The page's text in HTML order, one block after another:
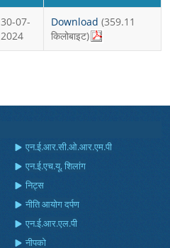
30-07-
2024
Download (359.11
किलोबाइट)
एन.ई.आर.सी.ओ.आर.एम.पी
एन.ई.एच.यू, शिलांग
निट्स
नीति आयोग दर्पण
एन.ई.आर.एल.पी
नीपको